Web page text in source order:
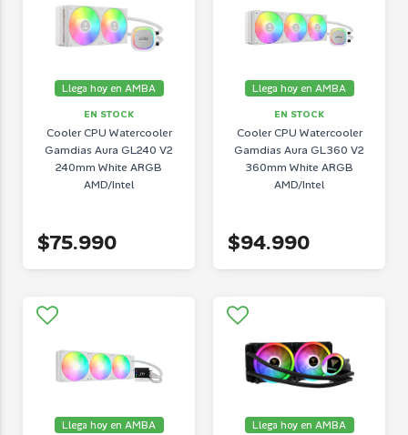
Llega hoy en AMBA
EN STOCK
Cooler CPU Watercooler
Gamdias Aura GL240 V2
240mm White ARGB
AMD/Intel
$75.990
Llega hoy en AMBA
EN STOCK
Cooler CPU Watercooler
Gamdias Aura GL360 V2
360mm White ARGB
AMD/Intel
$94.990
Llega hoy en AMBA Llega hoy en AMBA